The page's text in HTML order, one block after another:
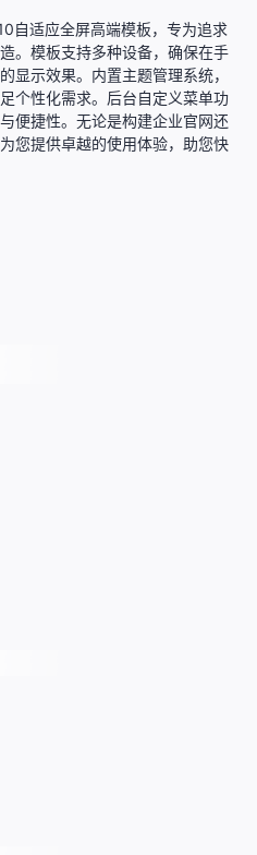
自适应全屏高端模板，专为追求
。模板支持多种设备，确保在手
显示效果。内置主题管理系统，
个性化需求。后台自定义菜单功
便捷性。无论是构建企业官网还
您提供卓越的使用体验，助您快